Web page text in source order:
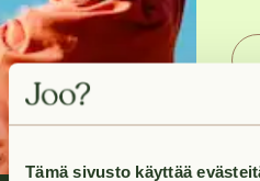
Tämä sivusto käyttää